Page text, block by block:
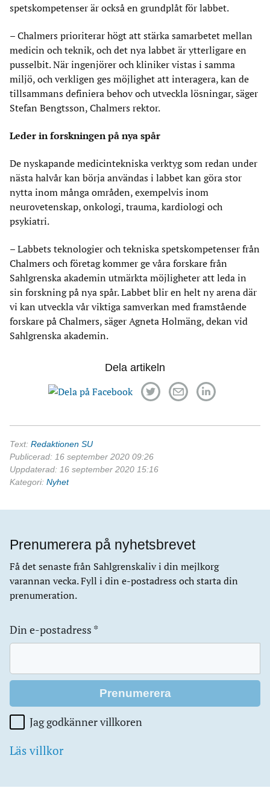
spetskompetenser är också en grundplåt för labbet.
– Chalmers prioriterar högt att stärka samarbetet mellan
medicin och teknik, och det nya labbet är ytterligare en
pusselbit. När ingenjörer och kliniker vistas i samma
miljö, och verkligen ges möjlighet att interagera, kan de
tillsammans definiera behov och utveckla lösningar, säger
Stefan Bengtsson, Chalmers rektor.
Leder in forskningen på nya spår
De nyskapande medicintekniska verktyg som redan under
nästa halvår kan börja användas i labbet kan göra stor
nytta inom många områden, exempelvis inom
neurovetenskap, onkologi, trauma, kardiologi och
psykiatri.
– Labbets teknologier och tekniska spetskompetenser från
Chalmers och företag kommer ge våra forskare från
Sahlgrenska akademin utmärkta möjligheter att leda in
sin forskning på nya spår. Labbet blir en helt ny arena där
vi kan utveckla vår viktiga samverkan med framstående
forskare på Chalmers, säger Agneta Holmäng, dekan vid
Sahlgrenska akademin.
Dela artikeln
Text: Redaktionen SU
Publicerad: 16 september 2020 09:26
Uppdaterad: 16 september 2020 15:16
Kategori: Nyhet
Prenumerera på nyhetsbrevet
Få det senaste från Sahlgrenskaliv i din mejlkorg
varannan vecka. Fyll i din e-postadress och starta din
prenumeration.
Din e-postadress *
Jag godkänner villkoren
Läs villkor